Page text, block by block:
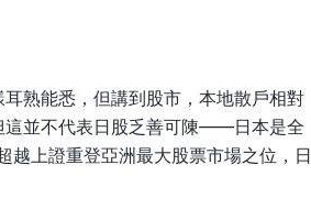
熟能悉，但講到股市，本地散戶相對
這並不代表日股乏善可陳——日本是全
上證重登亞洲最大股票市場之位，日